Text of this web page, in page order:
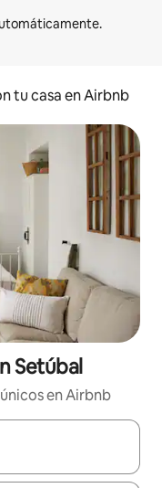
tu casa en Airbnb
Setúbal
en Airbnb
navega con las